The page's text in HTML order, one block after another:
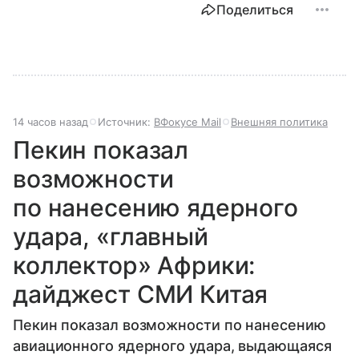
Поделиться
14 часов назад Источник: ВФокусе Mail Внешняя политика
Пекин показал
возможности
по нанесению ядерного
удара, «главный
коллектор» Африки:
дайджест СМИ Китая
Пекин показал возможности по нанесению
авиационного ядерного удара, выдающаяся